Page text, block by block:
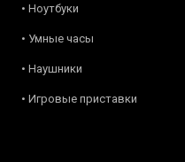
• Ноутбуки
• Умные часы
• Наушники
• Игровые приставки